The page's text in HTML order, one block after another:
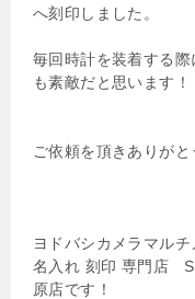
へ刻印しました。
毎回時計を装着する
も素敵だと思います！
ご依頼を頂きありがと
ヨドバシカメラマル
名入れ 刻印 専門店
原店です！